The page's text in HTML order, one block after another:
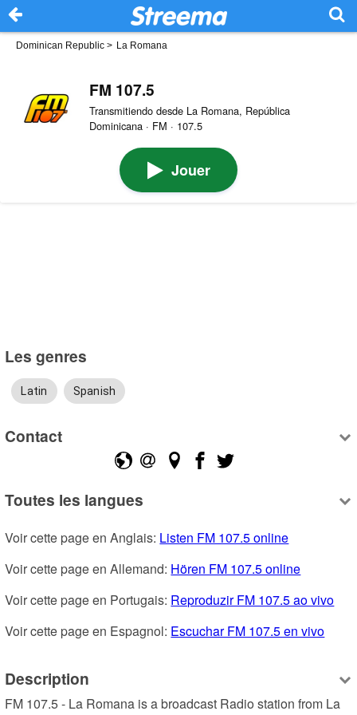
Dominican Republic > La Romana
FM 107.5
Transmitiendo desde La Romana, República
Dominicana · FM · 107.5
Jouer
Les genres
Latin Spanish
Contact
Toutes les langues
Voir cette page en Anglais: Listen FM 107.5 online
Voir cette page en Allemand: Hören FM 107.5 online
Voir cette page en Portugais: Reproduzir FM 107.5 ao vivo
Voir cette page en Espagnol: Escuchar FM 107.5 en vivo
Description
FM 107.5 - La Romana is a broadcast Radio station from La